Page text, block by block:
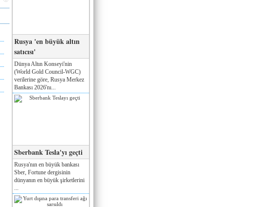
Rusya 'en büyük altın
satıcısı'
Dünya Altın Konseyi'nin
(World Gold Council-WGC)
verilerine göre, Rusya Merkez
Bankası 2026'nı...
Sberbank Tesla'yı geçti
Rusya'nın en büyük bankası
Sber, Fortune dergisinin
dünyanın en büyük şirketlerini
...